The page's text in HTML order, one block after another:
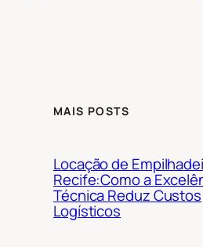
MAIS POSTS
Locação de
Recife:Como a
Técnica Reduz Custos
Logísticos